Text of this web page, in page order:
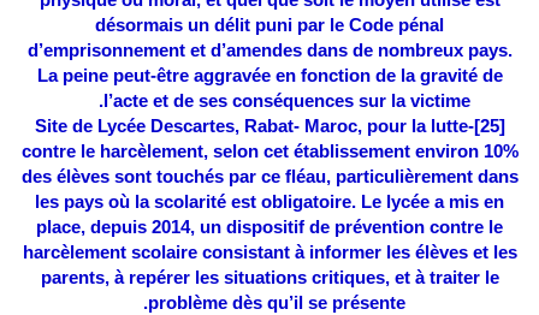
désormais un délit puni par le Code pénal
d’emprisonnement et d’amendes dans de nombreux pays.
La peine peut-être aggravée en fonction de la gravité de
l’acte et de ses conséquences sur la victime.
[25]
-Site de Lycée Descartes, Rabat- Maroc, pour la lutte
contre le harcèlement, selon cet établissement environ 10%
des élèves sont touchés par ce fléau, particulièrement dans
les pays où la scolarité est obligatoire. Le lycée a mis en
place, depuis 2014, un dispositif de prévention contre le
harcèlement scolaire consistant à informer les élèves et les
parents, à repérer les situations critiques, et à traiter le
problème dès qu’il se présente.